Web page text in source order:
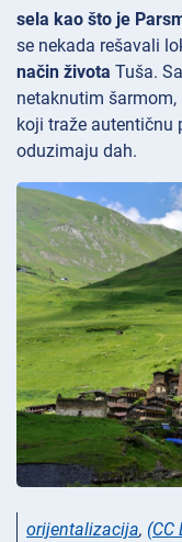
sela kao što je
se nekada rešavali
način života Tuša.
netaknutim
koji traže autentičnu
oduzimaju dah.
orijentalizacija, (CC